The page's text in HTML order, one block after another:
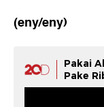
(eny/eny)
Pakai
Pake